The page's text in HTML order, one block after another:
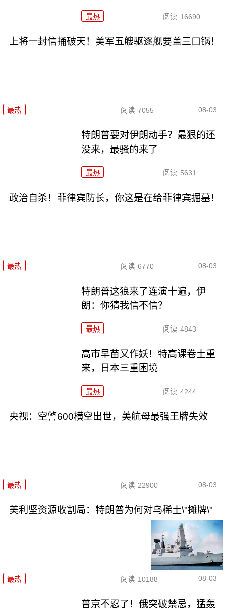
最热 阅读 16690
上将一封信捅破天！美军五艘驱逐舰要盖三口锅！
最热 阅读 7055 08-03
特朗普要对伊朗动手？最狠的还
没来，最骚的来了
最热 阅读 5631
政治自杀！菲律宾防长，你这是在给菲律宾掘墓！
最热 阅读 6770 08-03
特朗普这狼来了连演十遍，伊
朗：你猜我信不信？
最热 阅读 4843
高市早苗又作妖！特高课卷土重
来，日本三重困境
最热 阅读 4244
央视：空警600横空出世，美航母最强王牌失效
最热 阅读 22900 08-03
美利坚资源收割局：特朗普为何对乌稀土\"摊牌\"
最热 阅读 10188 08-03
普京不忍了！俄突破禁忌，猛轰